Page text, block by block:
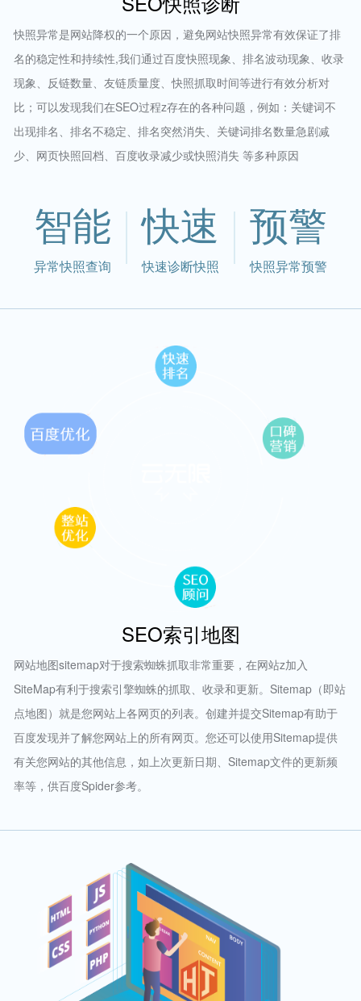
快照异常是网站降权的一个原因，避免网站快照异常有效保证了排
名的稳定性和持续性,我们通过百度快照现象、排名波动现象、收录
现象、反链数量、友链质量度、快照抓取时间等进行有效分析对
比；可以发现我们在SEO过程z存在的各种问题，例如：关键词不
出现排名、排名不稳定、排名突然消失、关键词排名数量急剧减
少、网页快照回档、百度收录减少或快照消失 等多种原因
智能
异常快照查询
快速
快速诊断快照
预警
快照异常预警
SEO索引地图
网站地图sitemap对于搜索蜘蛛抓取非常重要，在网站z加入
SiteMap有利于搜索引擎蜘蛛的抓取、收录和更新。Sitemap（即站
点地图）就是您网站上各网页的列表。创建并提交Sitemap有助于
百度发现并了解您网站上的所有网页。您还可以使用Sitemap提供
有关您网站的其他信息，如上次更新日期、Sitemap文件的更新频
率等，供百度Spider参考。